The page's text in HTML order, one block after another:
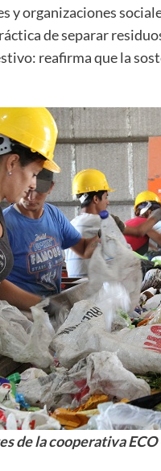
y organizaciones
de separar
reafirma que la
de la cooperativa